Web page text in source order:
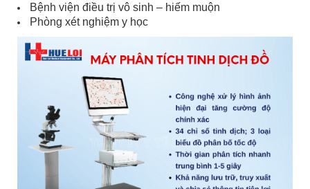
Bệnh viện điều trị vô sinh – hiếm muộn
Phòng xét nghiệm y học